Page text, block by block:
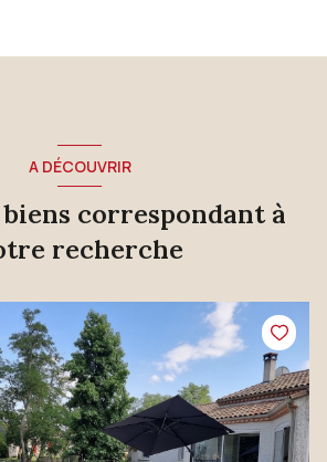
A DÉCOUVRIR
correspondant à
recherche